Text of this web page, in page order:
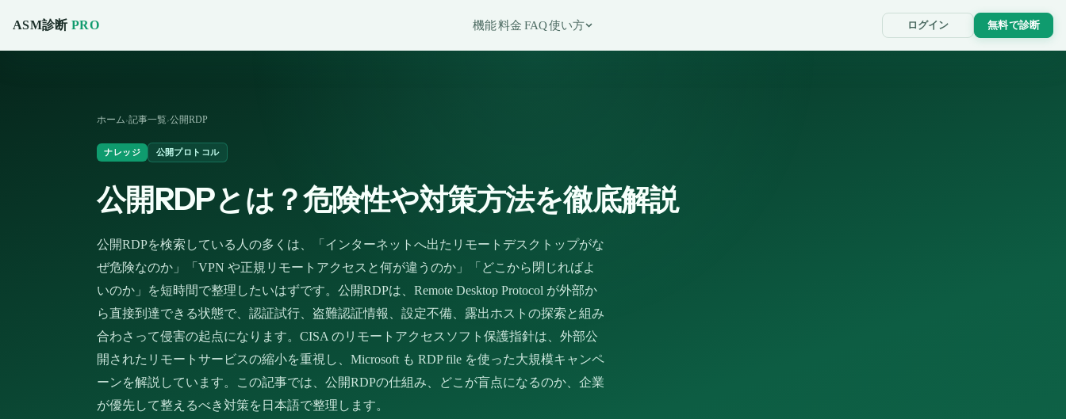
ASM診断 PRO 機能料金 FAQ使い方 ログイン 無料で診断
ホーム›記事一覧›公開RDP
ナレッジ 公開プロトコル
公開RDPとは？危険性や対策方法を徹底解説
公開RDPを検索している人の多くは、「インターネットへ出たリモートデスクトップがな
ぜ危険なのか」「VPN や正規リモートアクセスと何が違うのか」「どこから閉じればよ
いのか」を短時間で整理したいはずです。公開RDPは、Remote Desktop Protocol が外部か
ら直接到達できる状態で、認証試行、盗難認証情報、設定不備、露出ホストの探索と組み
合わさって侵害の起点になります。CISA のリモートアクセスソフト保護指針は、外部公
開されたリモートサービスの縮小を重視し、Microsoft も RDP file を使った大規模キャンペ
ーンを解説しています。この記事では、公開RDPの仕組み、どこが盲点になるのか、企業
が優先して整えるべき対策を日本語で整理します。